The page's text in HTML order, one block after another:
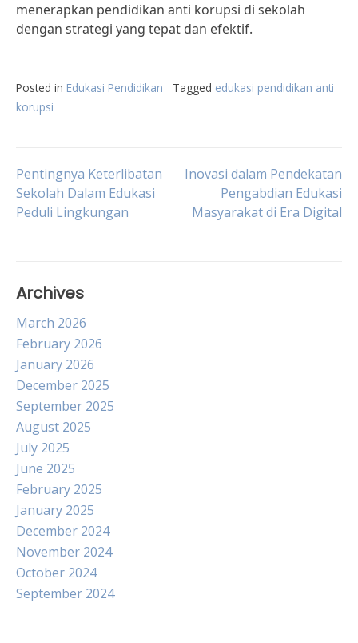
menerapkan pendidikan anti korupsi di sekolah
dengan strategi yang tepat dan efektif.
Posted in Edukasi Pendidikan Tagged edukasi pendidikan anti
korupsi
Post
navigation
Pentingnya Keterlibatan
Sekolah Dalam Edukasi
Peduli Lingkungan
Inovasi dalam Pendekatan
Pengabdian Edukasi
Masyarakat di Era Digital
Archives
March 2026
February 2026
January 2026
December 2025
September 2025
August 2025
July 2025
June 2025
February 2025
January 2025
December 2024
November 2024
October 2024
September 2024